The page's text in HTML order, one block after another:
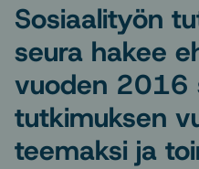
Sosiaalityön
seura hakee
vuoden 2016
tutkimuksen
teemaksi ja